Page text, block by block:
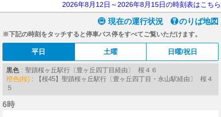
2026年8月12日～2026年8月15日の時刻表はこちら
現在の運行状況 のりば地図
※下記の時刻をタッチすると停車バス停をすべてご覧いただけます。
平日 土曜 日曜/祝日
黒色 : 聖蹟桜ヶ丘駅行〔豊ヶ丘四丁目経由〕 桜４６
橙色(桜) : 【桜45】聖蹟桜ヶ丘駅行〔豊ヶ丘四丁目・永山駅経由〕 桜４
５
6時